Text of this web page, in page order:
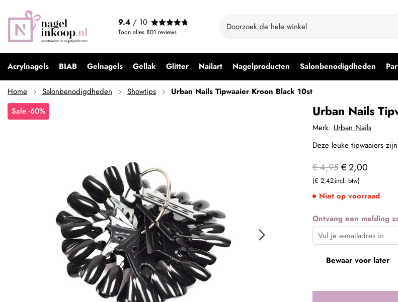
9.4 / 10
Toon alles 801 reviews
Acrylnagels BIAB Gelnagels Gellak Glitter Nailart Nagelproducten Salonbenodigdheden
Home Salonbenodigdheden Showtips
Urban Nails Tipwaaier Kroon Black 10st
Sale -60%
Urban Nails
Ontvang een melding
€ 4,95 € 2,00
€ 2,42
Bewaar voor later
Merk: Urban Nails
Niet op voorraad
Deze leuke tipwaaiers